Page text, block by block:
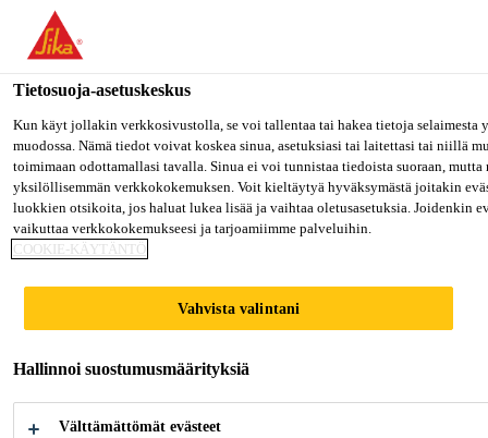
Olet menossa "Sika Finland", näyttää, että olet "Yhdysvallat".
oman maasi sivulle.
MENE SIKA USA
Sika Finland
Sikasil®-670 Fire
Paloluokiteltu saumausaine
Sikasil®-670 Fire on paloluokiteltu,
matalamoduulinen ja elastinen saumausaine.
Tietosuoja-asetuskeskus
Kun käyt jollakin verkkosivustolla, se voi tallentaa tai hakea tietoja selaimesta
muodossa. Nämä tiedot voivat koskea sinua, asetuksiasi tai laitettasi tai niillä
toimimaan odottamallasi tavalla. Sinua ei voi tunnistaa tiedoista suoraan,
yksilöllisemmän verkkokokemuksen. Voit kieltäytyä hyväksymästä joitakin
luokkien otsikoita, jos haluat lukea lisää ja vaihtaa oletusasetuksia. Joidenkin
vaikuttaa verkkokokemukseesi ja tarjoamiimme palveluihin.
COOKIE-KÄYTÄNTÖ
Vahvista valintani
Hallinnoi suostumusmäärityksiä
Välttämättömät evästeet